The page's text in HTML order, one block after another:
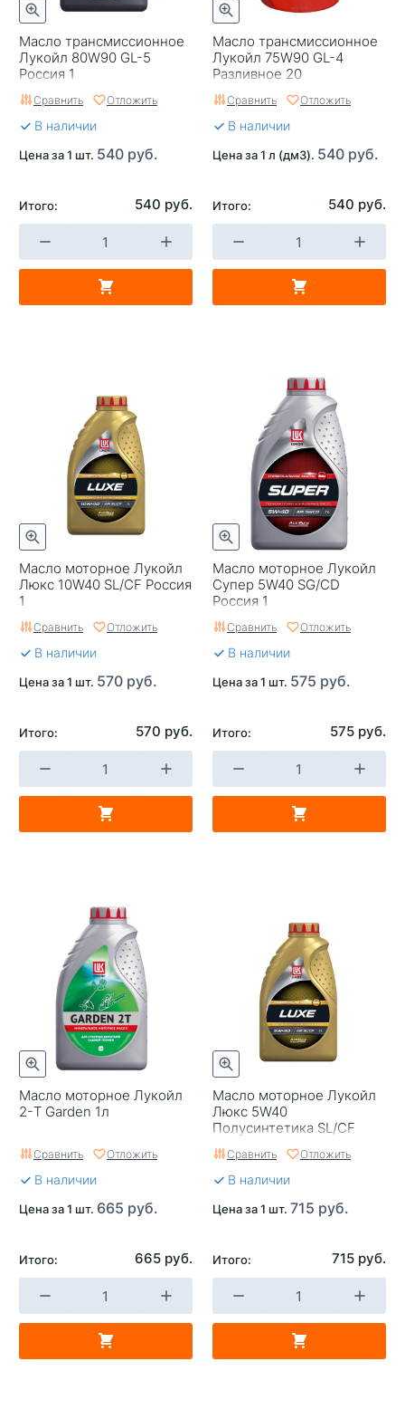
Масло трансмиссионное
Лукойл 80W90 GL-5
Россия 1
Сравнить Отложить
В наличии
Цена за 1 шт. 540 руб.
Итого: 540 руб.
Масло трансмиссионное
Лукойл 75W90 GL-4
Разливное 20
Сравнить Отложить
В наличии
Цена за 1 л (дм3). 540 руб.
Итого: 540 руб.
Масло моторное Лукойл
Люкс 10W40 SL/CF Россия
1
Сравнить Отложить
В наличии
Цена за 1 шт. 570 руб.
Итого: 570 руб.
Масло моторное Лукойл
Супер 5W40 SG/CD
Россия 1
Сравнить Отложить
В наличии
Цена за 1 шт. 575 руб.
Итого: 575 руб.
Масло моторное Лукойл
2-T Garden 1л
Сравнить Отложить
В наличии
Цена за 1 шт. 665 руб.
Итого: 665 руб.
Масло моторное Лукойл
Люкс 5W40
Полусинтетика SL/CF
Россия 1
Сравнить Отложить
В наличии
Цена за 1 шт. 715 руб.
Итого: 715 руб.